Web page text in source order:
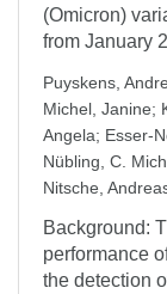
(Omicron)
from January
Puyskens,
Michel, Janine;
Angela; Esser-
Nübling, C.
Nitsche,
Background:
performance
the detection